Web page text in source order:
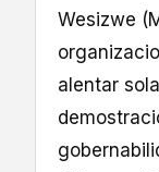
Wesizwe
alentar